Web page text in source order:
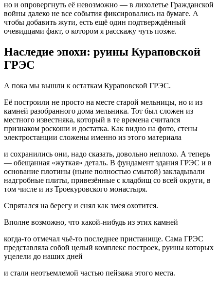
но и опровергнуть её невозможно — в лихолетье Гражданской
войны далеко не все события фиксировались на бумаге. А
чтобы добавить жути, есть ещё один подтверждённый
очевидцами факт, о котором я расскажу чуть позже.
Наследие эпохи: руины Кураповской
ГРЭС
А пока мы вышли к остаткам Кураповской ГРЭС.
Её построили не просто на месте старой мельницы, но и из
камней разобранного дома мельника. Тот был сложен из
местного известняка, который в те времена считался
признаком роскоши и достатка. Как видно на фото, стены
электростанции сложены именно из этого материала
и сохранились они, надо сказать, довольно неплохо. А теперь
— обещанная «жуткая» деталь. В фундамент здания ГРЭС и в
основание плотины (ныне полностью смытой) закладывали
надгробные плиты, привезённые с кладбищ со всей округи, в
том числе и из Троекуровского монастыря.
Спрятался на берегу и снял как змея охотится.
Вполне возможно, что какой-нибудь из этих камней
когда-то отмечал чьё-то последнее пристанище. Сама ГРЭС
представляла собой целый комплекс построек, руины которых
уцелели до наших дней
и стали неотъемлемой частью пейзажа этого места.